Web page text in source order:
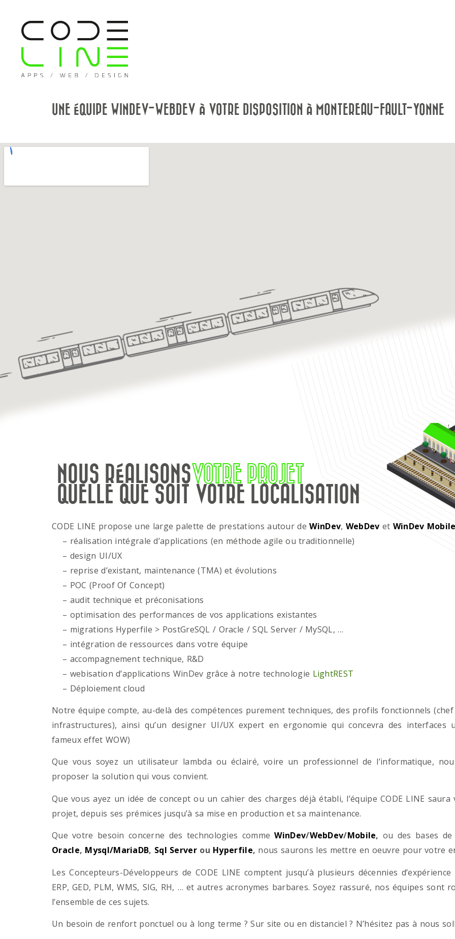
UNE ÉQUIPE WINDEV-WEBDEV À VOTRE DISPOSITION À MONTEREAU-FAULT-YONNE
NOUS RÉALISONSVOTRE PROJET
QUELLE QUE SOIT VOTRE LOCALISATION
CODE LINE propose une large palette de prestations autour deWinDev, WebDev et WinDev
– réalisation intégrale d’applications (en méthode agile ou traditionnelle)
– design UI/UX
– reprise d’existant, maintenance (TMA) et évolutions
– POC (Proof Of Concept)
– audit technique et préconisations
– optimisation des performances de vos applications existantes
– migrations Hyperfile > PostGreSQL / Oracle / SQL Server / MySQL, …
– intégration de ressources dans votre équipe
– accompagnement technique, R&D
– webisation d’applications WinDev grâce à notre technologie LightREST
– Déploiement cloud
Notre équipe compte, au-delà des compétences purement techniques, des profils fonctionnels
infrastructures), ainsi qu’un designer UI/UX expert en ergonomie qui concevra des
fameux effet WOW)
Que vous soyez un utilisateur lambda ou éclairé, voire un professionnel de l’informatique,
proposer la solution qui vous convient.
Que vous ayez un idée de concept ou un cahier des charges déjà établi, l’équipe CODE LINE
projet, depuis ses prémices jusqu’à sa mise en production et sa maintenance.
Que votre besoin concerne des technologies commeWinDev/WebDev/Mobile, ou des bases
Oracle, Mysql/MariaDB, Sql Serverou Hyperfile, nous saurons les mettre en oeuvre pour votre
Les Concepteurs-Développeurs de CODE LINE comptent jusqu’à plusieurs décennies
ERP, GED, PLM, WMS, SIG, RH, … et autres acronymes barbares. Soyez rassuré, nos équipes
l’ensemble de ces sujets.
Un besoin de renfort ponctuel ou à long terme ? Sur site ou en distanciel ? N’hésitez pas à nous